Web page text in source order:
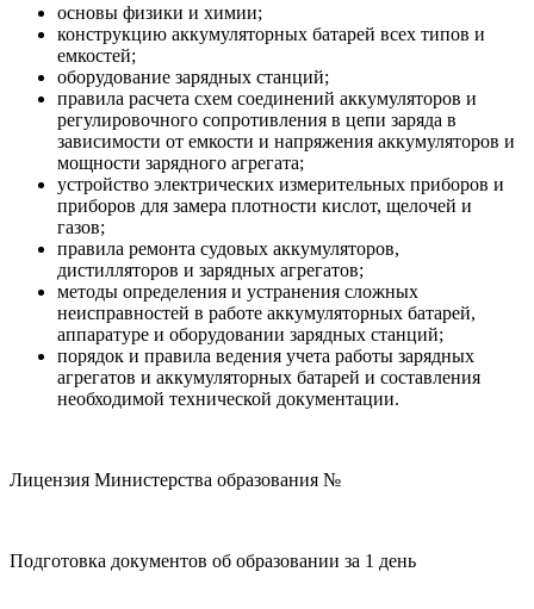
основы физики и химии;
конструкцию аккумуляторных батарей всех типов и
емкостей;
оборудование зарядных станций;
правила расчета схем соединений аккумуляторов и
регулировочного сопротивления в цепи заряда в
зависимости от емкости и напряжения аккумуляторов и
мощности зарядного агрегата;
устройство электрических измерительных приборов и
приборов для замера плотности кислот, щелочей и
газов;
правила ремонта судовых аккумуляторов,
дистилляторов и зарядных агрегатов;
методы определения и устранения сложных
неисправностей в работе аккумуляторных батарей,
аппаратуре и оборудовании зарядных станций;
порядок и правила ведения учета работы зарядных
агрегатов и аккумуляторных батарей и составления
необходимой технической документации.
Лицензия Министерства образования №
Подготовка документов об образовании за 1 день